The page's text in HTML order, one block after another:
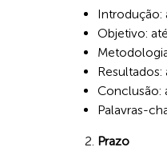
Introdução:
Objetivo:
Conclusão:
Palavras-
Prazo